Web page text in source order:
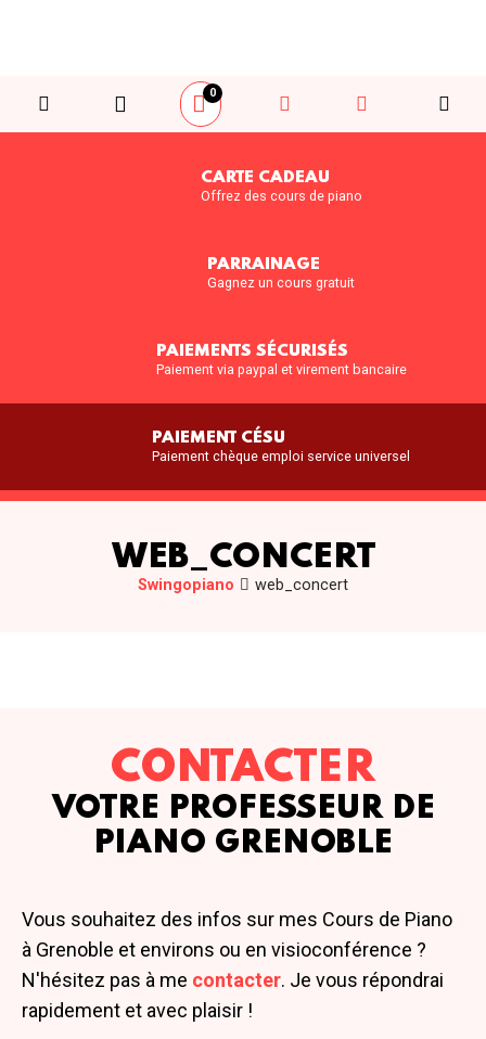
0
CARTE CADEAU
Offrez des cours de piano
PARRAINAGE
Gagnez un cours gratuit
PAIEMENTS SÉCURISÉS
Paiement via paypal et virement bancaire
PAIEMENT CÉSU
Paiement chèque emploi service universel
WEB_CONCERT
Swingopiano web_concert
CONTACTER
VOTRE PROFESSEUR DE
PIANO GRENOBLE
Vous souhaitez des infos sur mes Cours de Piano
à Grenoble et environs ou en visioconférence ?
N'hésitez pas à me contacter. Je vous répondrai
rapidement et avec plaisir !